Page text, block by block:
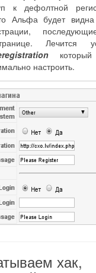
к дефолтной
Альфа будет
Лечится
который
настроить.
хак,